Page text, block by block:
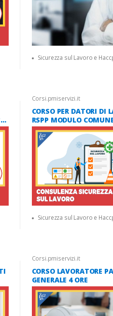
Sicurezza sul Lavoro e
Corsi.pmiservizi.it
CORSO PER DATORI DI
RSPP MODULO
(NUOVO ACCORDO
REGIONI 2025) [AULA
Sicurezza sul Lavoro e
Corsi.pmiservizi.it
CORSO LAVORATORE
GENERALE 4 ORE